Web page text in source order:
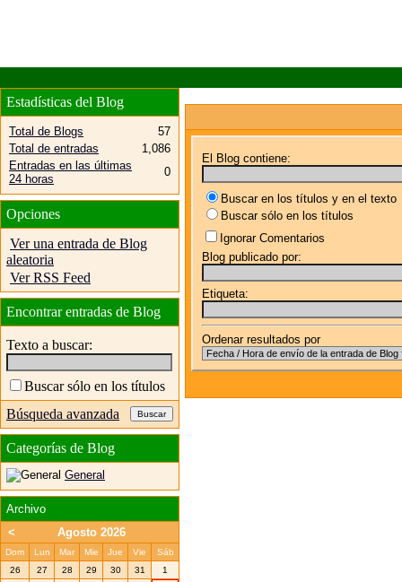
El Blog contiene:
Buscar en los títulos y en el texto
Buscar sólo en los títulos
Ignorar Comentarios
Blog publicado por:
Etiqueta:
Ordenar resultados por
Estadísticas del Blog
Total de Blogs
57
Total de entradas
1,086
Entradas en las últimas
24 horas
0
Opciones
Ver una entrada de Blog
aleatoria
Ver RSS Feed
Encontrar entradas de Blog
Texto a buscar:
Buscar sólo en los títulos
Búsqueda avanzada
Categorías de Blog
General
Archivo
<
Agosto 2026
Dom Lun Mar Mie Jue Vie
Sáb
26
27 28 29 30 31
1